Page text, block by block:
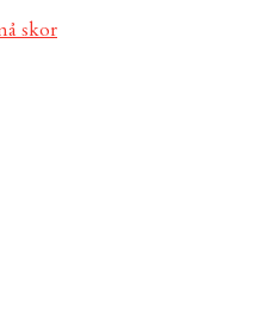
skor